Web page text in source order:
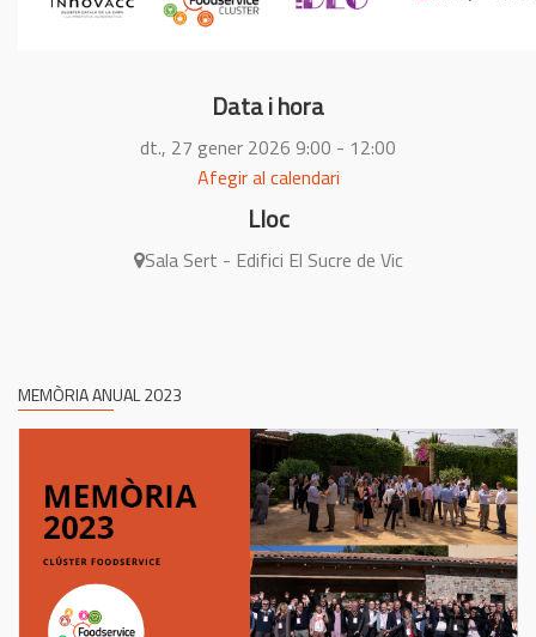
Data i hora
dt., 27 gener 2026 9:00 - 12:00
Afegir al calendari
Lloc
Sala Sert - Edifici El Sucre de Vic
MEMÒRIA ANUAL 2023